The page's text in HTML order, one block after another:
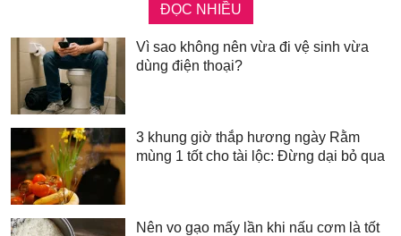
ĐỌC NHIỀU
Vì sao không nên vừa đi vệ sinh vừa
dùng điện thoại?
3 khung giờ thắp hương ngày Rằm
mùng 1 tốt cho tài lộc: Đừng dại bỏ qua
Nên vo gạo mấy lần khi nấu cơm là tốt